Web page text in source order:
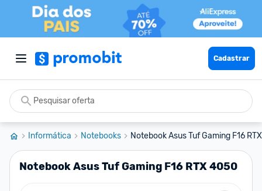
Cadastrar
Informática Notebooks Notebook Asus Tuf Gaming F16
Notebook Asus Tuf Gaming F16 RTX 4050